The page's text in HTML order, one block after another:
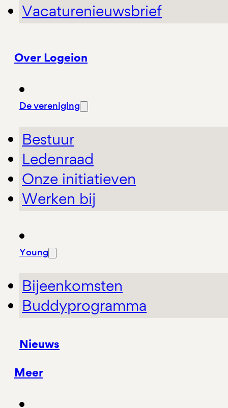
Vacaturenieuwsbrief
Over Logeion
De vereniging
Bestuur
Ledenraad
Onze initiatieven
Werken bij
Young
Bijeenkomsten
Buddyprogramma
Nieuws
Meer